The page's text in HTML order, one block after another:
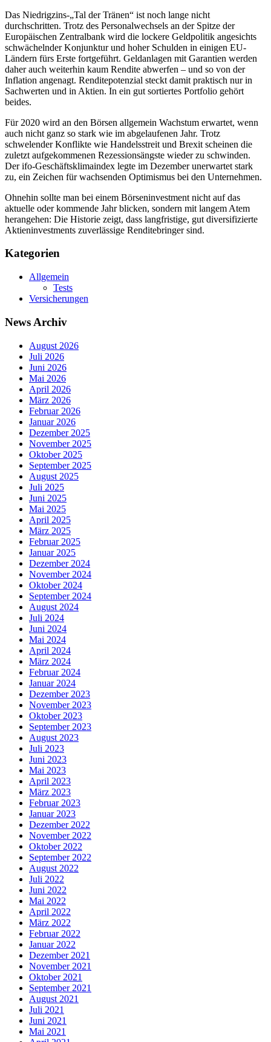
Das Niedrigzins-„Tal der Tränen“ ist noch lange nicht
durchschritten. Trotz des Personalwechsels an der Spitze der
Europäischen Zentralbank wird die lockere Geldpolitik angesichts
schwächelnder Konjunktur und hoher Schulden in einigen EU-
Ländern fürs Erste fortgeführt. Geldanlagen mit Garantien werden
daher auch weiterhin kaum Rendite abwerfen – und so von der
Inflation angenagt. Renditepotenzial steckt damit praktisch nur in
Sachwerten und in Aktien. In ein gut sortiertes Portfolio gehört
beides.
Für 2020 wird an den Börsen allgemein Wachstum erwartet, wenn
auch nicht ganz so stark wie im abgelaufenen Jahr. Trotz
schwelender Konflikte wie Handelsstreit und Brexit scheinen die
zuletzt aufgekommenen Rezessionsängste wieder zu schwinden.
Der ifo-Geschäftsklimaindex legte im Dezember unerwartet stark
zu, ein Zeichen für wachsenden Optimismus bei den Unternehmen.
Ohnehin sollte man bei einem Börseninvestment nicht auf das
aktuelle oder kommende Jahr blicken, sondern mit langem Atem
herangehen: Die Historie zeigt, dass langfristige, gut diversifizierte
Aktieninvestments zuverlässige Renditebringer sind.
Kategorien
Allgemein
Tests
Versicherungen
News Archiv
August 2026
Juli 2026
Juni 2026
Mai 2026
April 2026
März 2026
Februar 2026
Januar 2026
Dezember 2025
November 2025
Oktober 2025
September 2025
August 2025
Juli 2025
Juni 2025
Mai 2025
April 2025
März 2025
Februar 2025
Januar 2025
Dezember 2024
November 2024
Oktober 2024
September 2024
August 2024
Juli 2024
Juni 2024
Mai 2024
April 2024
März 2024
Februar 2024
Januar 2024
Dezember 2023
November 2023
Oktober 2023
September 2023
August 2023
Juli 2023
Juni 2023
Mai 2023
April 2023
März 2023
Februar 2023
Januar 2023
Dezember 2022
November 2022
Oktober 2022
September 2022
August 2022
Juli 2022
Juni 2022
Mai 2022
April 2022
März 2022
Februar 2022
Januar 2022
Dezember 2021
November 2021
Oktober 2021
September 2021
August 2021
Juli 2021
Juni 2021
Mai 2021